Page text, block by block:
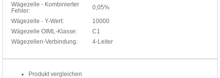
Wägezelle - Kombinierter
Fehler:
0,05%
Wägezelle - Y-Wert:
10000
Wägezelle OIML-Klasse:
C1
Wägezellen-Verbindung:
4-Leiter
Produkt vergleichen